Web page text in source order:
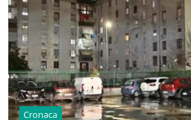
Cronaca